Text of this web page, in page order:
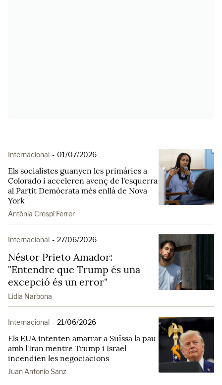
Internacional - 01/07/2026
Els socialistes guanyen les primàries a
Colorado i acceleren avenç de l'esquerra
al Partit Demòcrata més enllà de Nova
York
Antònia Crespí Ferrer
Internacional - 27/06/2026
Néstor Prieto Amador:
"Entendre que Trump és una
excepció és un error"
Lidia Narbona
Internacional - 21/06/2026
Els EUA intenten amarrar a Suïssa la pau
amb l'Iran mentre Trump i Israel
incendien les negociacions
Juan Antonio Sanz